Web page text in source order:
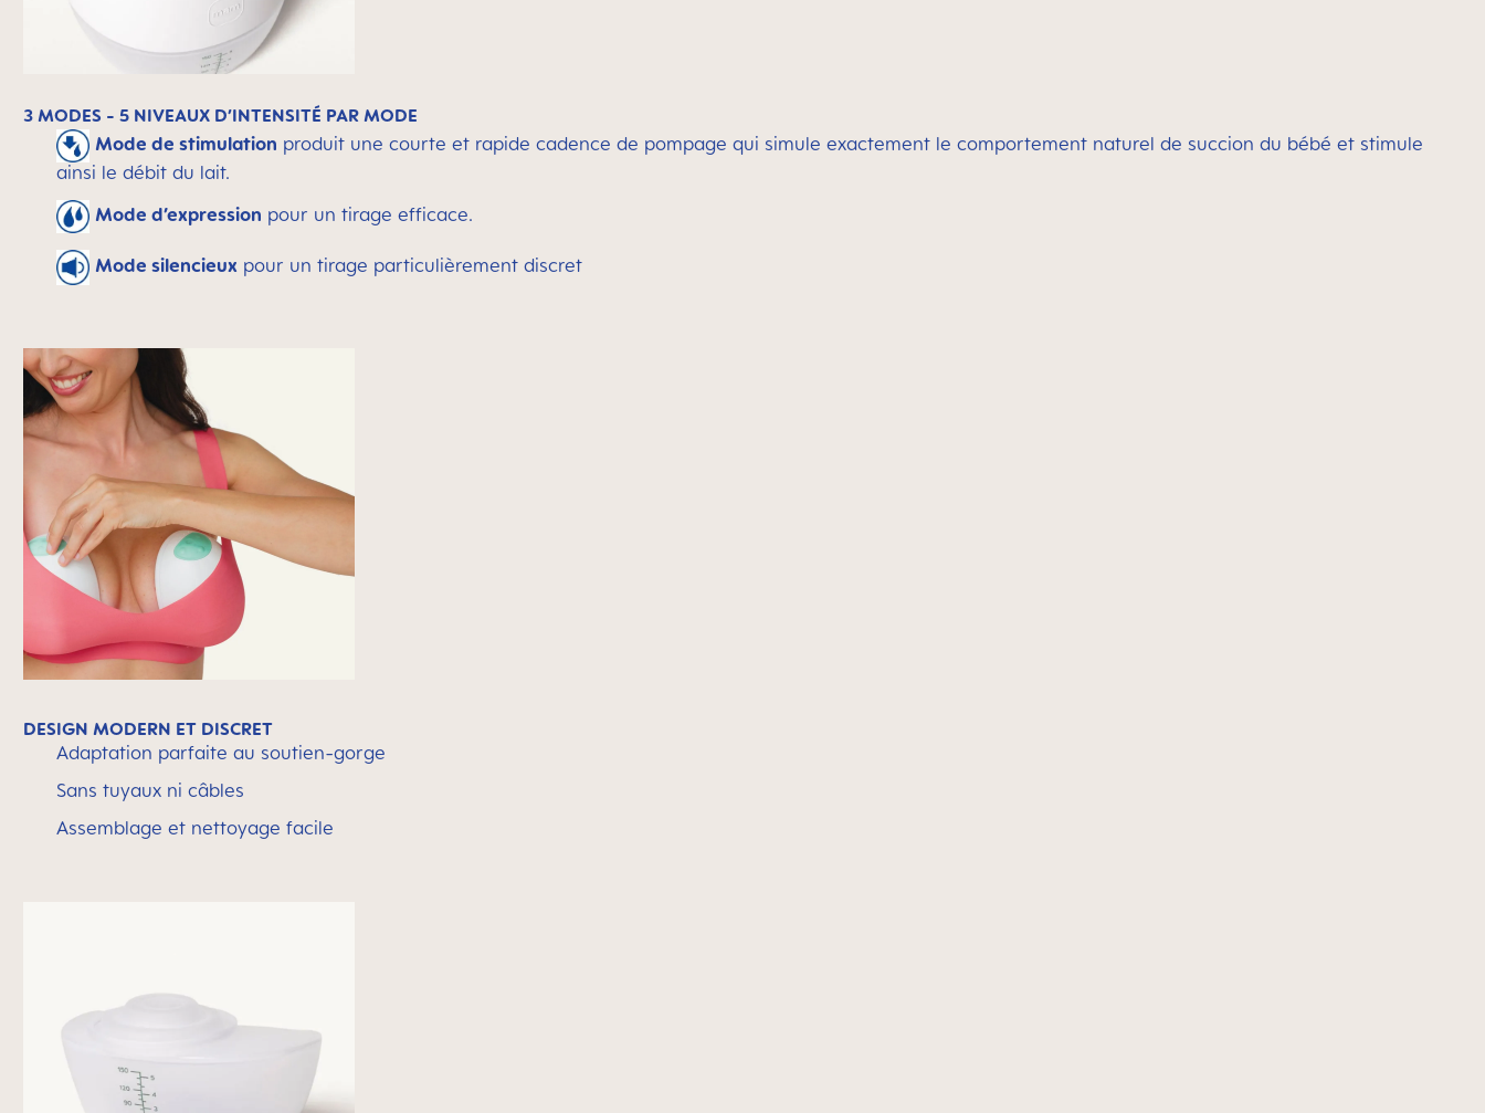
3 MODES - 5 NIVEAUX D’INTENSITÉ PAR MODE
Mode de stimulation produit une courte et rapide cadence de pompage qui simule exactement le comportement naturel de succion du bébé et stimule
ainsi le débit du lait.
Mode d’expression pour un tirage efficace.
Mode silencieux pour un tirage particulièrement discret
DESIGN MODERN ET DISCRET
Adaptation parfaite au soutien-gorge
Sans tuyaux ni câbles
Assemblage et nettoyage facile